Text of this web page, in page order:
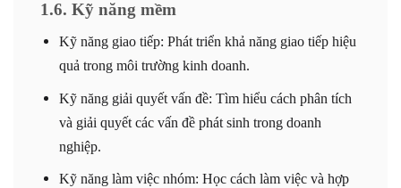
1.6. Kỹ năng mềm
Kỹ năng giao tiếp: Phát triển khả năng giao tiếp hiệu
quả trong môi trường kinh doanh.
Kỹ năng giải quyết vấn đề: Tìm hiểu cách phân tích
và giải quyết các vấn đề phát sinh trong doanh
nghiệp.
Kỹ năng làm việc nhóm: Học cách làm việc và hợp